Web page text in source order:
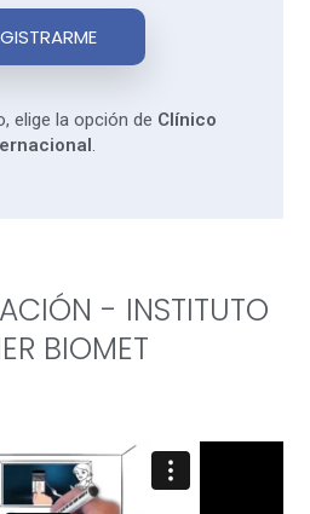
elige la opción de Clínico
.
- INSTITUTO
BIOMET